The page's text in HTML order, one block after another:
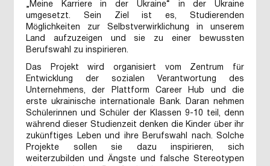
„Meine Karriere in der Ukraine“ in der Ukraine
umgesetzt. Sein Ziel ist es, Studierenden
Möglichkeiten zur Selbstverwirklichung in unserem
Land aufzuzeigen und sie zu einer bewussten
Berufswahl zu inspirieren.
Das Projekt wird organisiert vom Zentrum für
Entwicklung der sozialen Verantwortung des
Unternehmens, der Plattform Career Hub und die
erste ukrainische internationale Bank. Daran nehmen
Schülerinnen und Schüler der Klassen 9-10 teil, denn
während dieser Studienzeit denken die Kinder über ihr
zukünftiges Leben und ihre Berufswahl nach. Solche
Projekte sollen sie dazu inspirieren, sich
weiterzubilden und Ängste und falsche Stereotypen